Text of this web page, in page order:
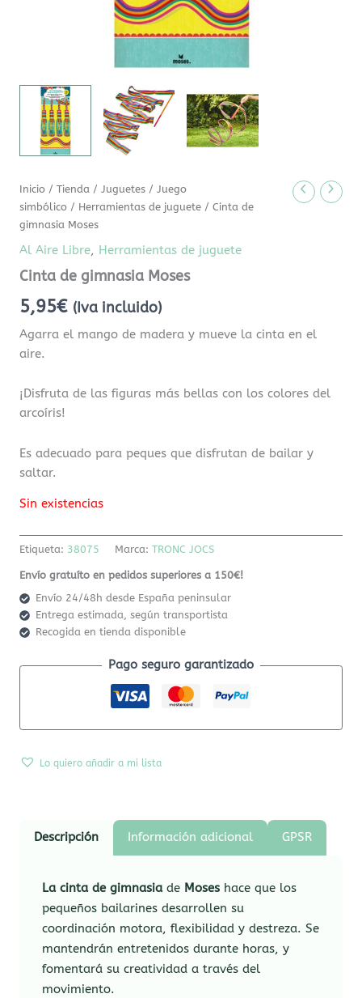
Inicio /Tienda /Juguetes /Juego
simbólico / Herramientas de juguete / Cinta de
gimnasia Moses
Al Aire Libre, Herramientas de juguete
Cinta de gimnasia Moses
5,95€ (Iva incluido)
Agarra el mango de madera y mueve la cinta en el
aire.
¡Disfruta de las figuras más bellas con los colores del
arcoíris!
Es adecuado para peques que disfrutan de bailar y
saltar.
Sin existencias
Etiqueta: 38075 Marca:TRONC JOCS
Envío gratuíto en pedidos superiores a 150€!
Envío 24/48h desde España peninsular
Entrega estimada, según transportista
Recogida en tienda disponible
Pago seguro garantizado
Lo quiero añadir a mi lista
Descripción Información adicional GPSR
La cinta de gimnasiade Moses hace que los
pequeños bailarines desarrollen su
coordinación motora, flexibilidad y destreza. Se
mantendrán entretenidos durante horas, y
fomentará su creatividad a través del
movimiento.